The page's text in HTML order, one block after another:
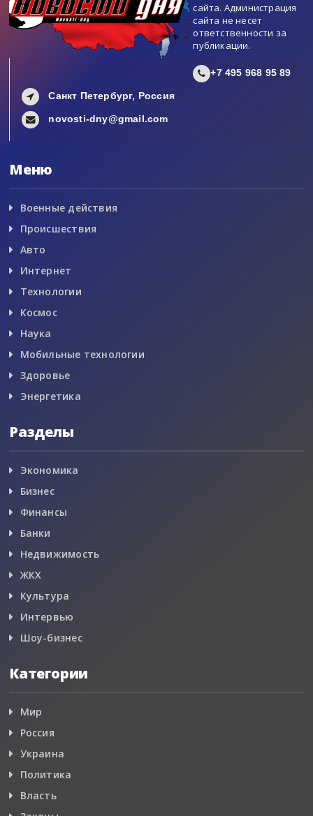
сайта. Администрация
сайта не несет
ответственности за
публикации.
+7 495 968 95 89
Санкт Петербург, Россия
novosti-dny@gmail.com
Меню
Военные действия
Происшествия
Авто
Интернет
Технологии
Космос
Наука
Мобильные технологии
Здоровье
Энергетика
Разделы
Экономика
Бизнес
Финансы
Банки
Недвижимость
ЖКХ
Культура
Интервью
Шоу-бизнес
Категории
Мир
Россия
Украина
Политика
Власть